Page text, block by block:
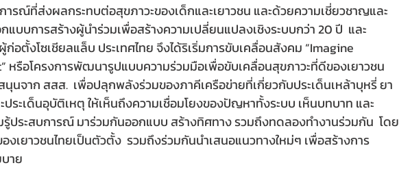
รณ์ที่ส่งผลกระทบต่อสุขภาวะของเด็กและเยาวชน และด้วยความเชี่ยวชาญและ
แบบการสร้างผู้นำร่วมเพื่อสร้างความเปลี่ยนแปลงเชิงระบบกว่า 20 ปี  และ
อตั้งโซเชียลแล็บ ประเทศไทย จึงได้ริเริ่มการขับเคลื่อนสังคม “Imagine
หรือโครงการพัฒนารูปแบบความร่วมมือเพื่อขับเคลื่อนสุขภาวะที่ดีของเยาวชน
นจาก สสส.  เพื่อปลุกพลังร่วมของภาคีเครือข่ายที่เกี่ยวกับประเด็นเหล้าบุหรี่ ยา
ประเด็นอุบัติเหตุ ให้เห็นถึงความเชื่อมโยงของปัญหาทั้งระบบ เห็นบทบาท และ
รู้ประสบการณ์ มาร่วมกันออกแบบ สร้างทิศทาง รวมถึงทดลองทำงานร่วมกัน  โดย
งเยาวชนไทยเป็นตัวตั้ง  รวมถึงร่วมกันนำเสนอแนวทางใหม่ๆ เพื่อสร้างการ
าย